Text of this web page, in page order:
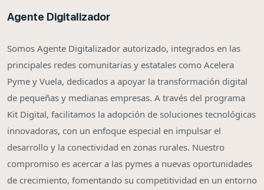
Agente Digitalizador
Somos Agente Digitalizador autorizado, integrados en las
principales redes comunitarias y estatales como Acelera
Pyme y Vuela, dedicados a apoyar la transformación digital
de pequeñas y medianas empresas. A través del programa
Kit Digital, facilitamos la adopción de soluciones tecnológicas
innovadoras, con un enfoque especial en impulsar el
desarrollo y la conectividad en zonas rurales. Nuestro
compromiso es acercar a las pymes a nuevas oportunidades
de crecimiento, fomentando su competitividad en un entorno